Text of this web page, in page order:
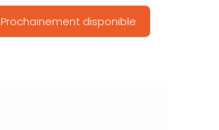
Prochainement disponible